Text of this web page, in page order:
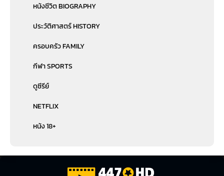
หนังชีวิต BIOGRAPHY
ประวัติศาสตร์ HISTORY
ครอบครัว FAMILY
กีฬา SPORTS
ดูซีรีย์
NETFLIX
หนัง 18+